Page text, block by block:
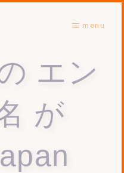
menu
エン
が